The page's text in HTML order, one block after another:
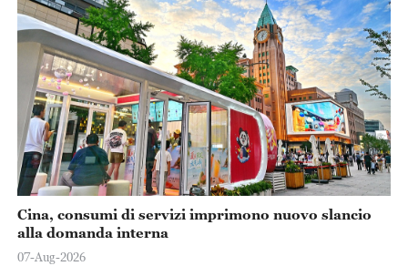
Cina, consumi di servizi imprimono nuovo slancio
alla domanda interna
07-Aug-2026